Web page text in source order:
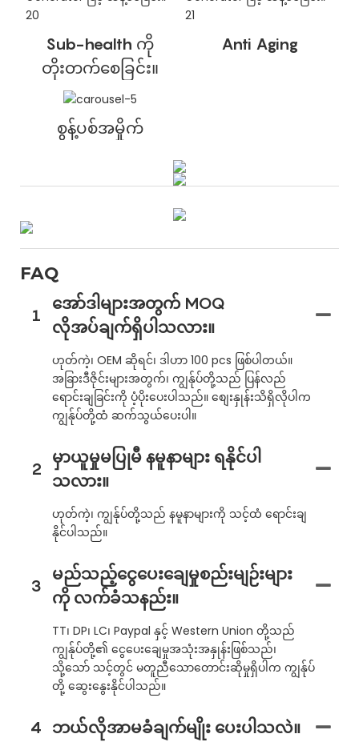
Sub-health ကို
တိုးတက်စေခြင်း။
Anti Aging
စွန့်ပစ်အမှိုက်
FAQ
1
အော်ဒါများအတွက် MOQ
လိုအပ်ချက်ရှိပါသလား။
ဟုတ်ကဲ့၊ OEM ဆိုရင်၊ ဒါဟာ 100 pcs ဖြစ်ပါတယ်။
အခြားဒီဇိုင်းများအတွက်၊ ကျွန်ုပ်တို့သည် ပြန်လည်
ရောင်းချခြင်းကို ပံ့ပိုးပေးပါသည်။ စျေးနှုန်းသိရှိလိုပါက
ကျွန်ုပ်တို့ထံ ဆက်သွယ်ပေးပါ။
2
မှာယူမှုမပြုမီ နမူနာများ ရနိုင်ပါ
သလား။
ဟုတ်ကဲ့၊ ကျွန်ုပ်တို့သည် နမူနာများကို သင့်ထံ ရောင်းချ
နိုင်ပါသည်။
3
မည်သည့်ငွေပေးချေမှုစည်းမျဉ်းများ
ကို လက်ခံသနည်း။
TT၊ DP၊ LC၊ Paypal နှင့် Western Union တို့သည်
ကျွန်ုပ်တို့၏ ငွေပေးချေမှုအသုံးအနှုန်းဖြစ်သည်၊
သို့သော် သင့်တွင် မတူညီသောတောင်းဆိုမှုရှိပါက ကျွန်ုပ်
တို့ ဆွေးနွေးနိုင်ပါသည်။
4 ဘယ်လိုအာမခံချက်မျိုး ပေးပါသလဲ။